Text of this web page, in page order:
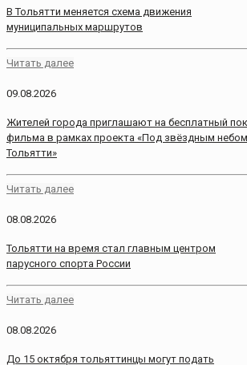
В Тольятти меняется схема движения
муниципальных маршрутов
Читать далее
09.08.2026
Жителей города приглашают на бесплатный
фильма в рамках проекта «Под звёздным небом
Тольятти»
Читать далее
08.08.2026
Тольятти на время стал главным центром
парусного спорта России
Читать далее
08.08.2026
До 15 октября тольяттинцы могут подать